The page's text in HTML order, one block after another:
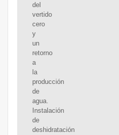
del
vertido
cero
y
un
retorno
a
la
producción
de
agua.
Instalación
de
deshidratación